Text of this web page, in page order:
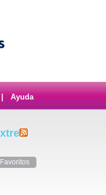
Ayuda